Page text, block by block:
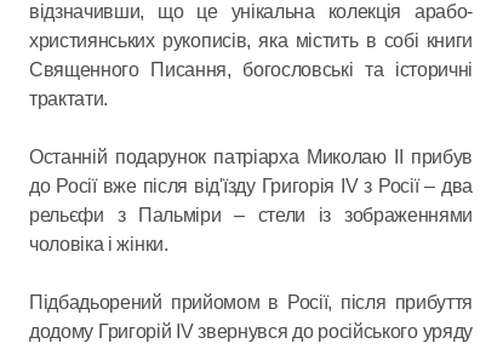
відзначивши, що це унікальна колекція арабо-
християнських рукописів, яка містить в собі книги
Священного Писання, богословські та історичні
трактати.
Останній подарунок патріарха Миколаю ІІ прибув
до Росії вже після від'їзду Григорія IV з Росії – два
рельєфи з Пальміри – стели із зображеннями
чоловіка і жінки.
Підбадьорений прийомом в Росії, після прибуття
додому Григорій IV звернувся до російського уряду